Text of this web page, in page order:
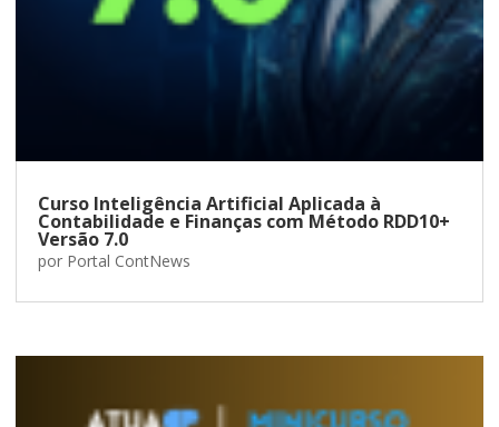
Curso Inteligência Artificial Aplicada à
Contabilidade e Finanças com Método RDD10+
Versão 7.0
por Portal ContNews